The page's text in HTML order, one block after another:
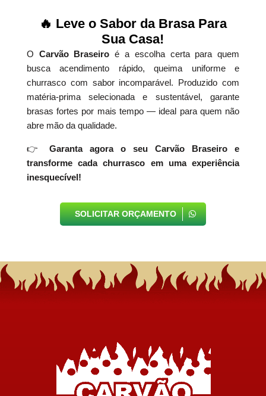
🔥 Leve o Sabor da Brasa Para
Sua Casa!
O Carvão Braseiro é a escolha certa para quem
busca acendimento rápido, queima uniforme e
churrasco com sabor incomparável. Produzido com
matéria-prima selecionada e sustentável, garante
brasas fortes por mais tempo — ideal para quem não
abre mão da qualidade.
👉
Garanta agora o seu Carvão Braseiro e
transforme cada churrasco em uma experiência
inesquecível!
SOLICITAR ORÇAMENTO